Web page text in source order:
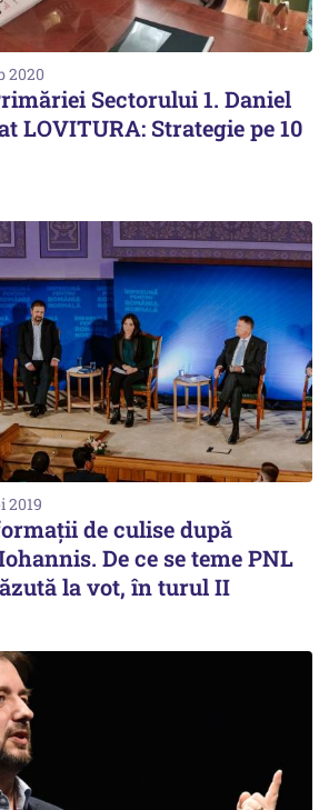
2020
Sectorului 1. Daniel
LOVITURA: Strategie pe 10
2019
de culise după
De ce se teme PNL
la vot, în turul II